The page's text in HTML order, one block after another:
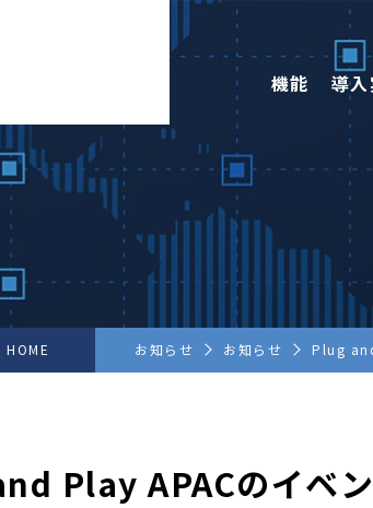
機能
導
HOME お知らせ お知らせ Plug
Play APACのイベン